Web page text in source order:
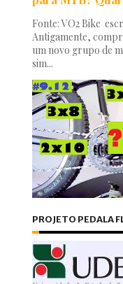
Fonte: VO2 Bike
Antigamente,
um novo grupo de
sim...
PROJETO PEDALA